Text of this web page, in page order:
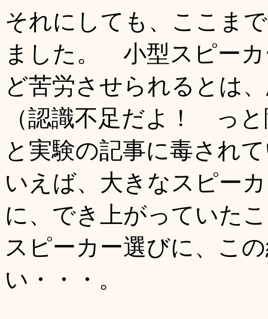
それにしても、ここま
ました。 小型スピー
ど苦労させられるとは
（認識不足だよ！ っ
と実験の記事に毒され
いえば、大きなスピー
に、でき上がっていた
スピーカー選びに、こ
い・・・。